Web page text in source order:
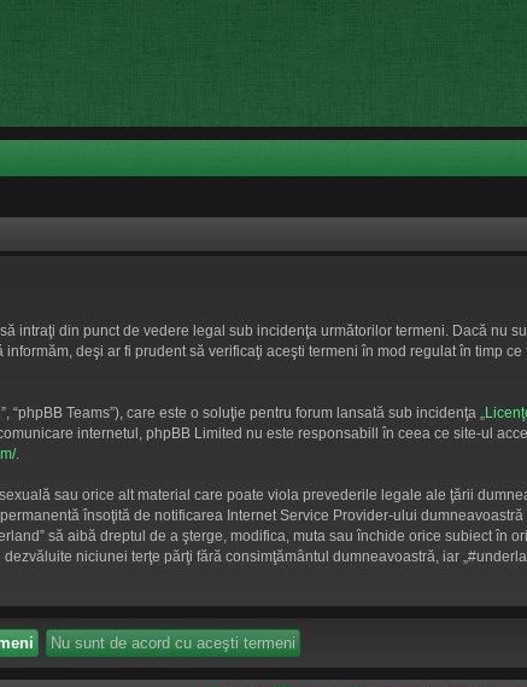
intraţi din punct de vedere legal sub incidenţa următorilor termeni. Dacă nu
deşi ar fi prudent să verificaţi aceşti termeni în mod regulat în timp ce
“phpBB Teams”), care este o soluţie pentru forum lansată sub incidenţa „
internetul, phpBB Limited nu este responsabill în ceea ce site-ul
.
sau orice alt material care poate viola prevederile legale ale ţării
însoţită de notificarea Internet Service Provider-ului
să aibă dreptul de a şterge, modifica, muta sau închide orice subiect în
niciunei terţe părţi fără consimţământul dumneavoastră, iar